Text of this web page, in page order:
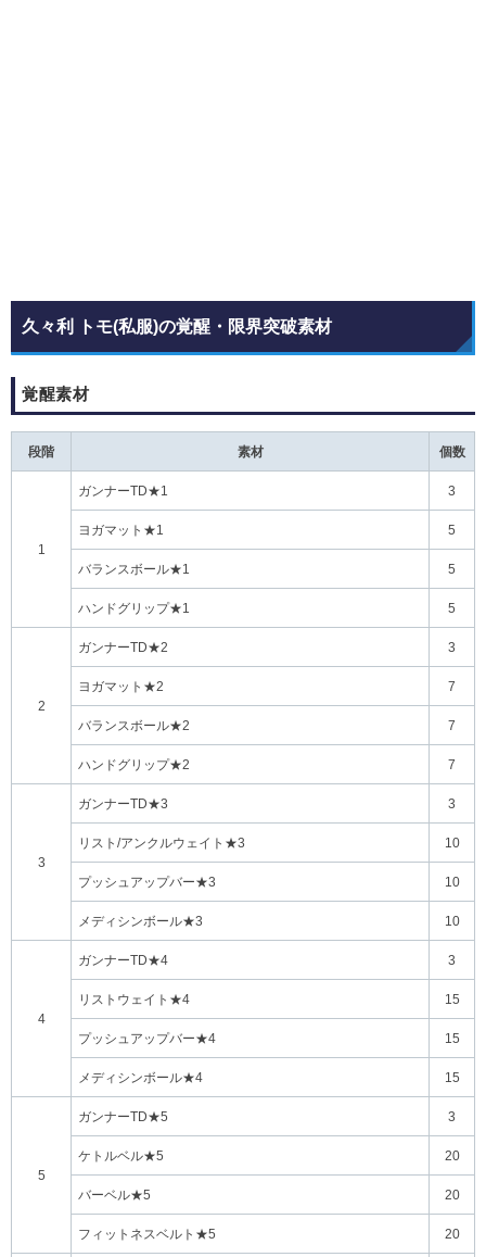
久々利 トモ(私服)の覚醒・限界突破素材
覚醒素材
段階 素材 個数
1
ガンナーTD★1 3
ヨガマット★1 5
バランスボール★1 5
ハンドグリップ★1 5
2
ガンナーTD★2 3
ヨガマット★2 7
バランスボール★2 7
ハンドグリップ★2 7
3
ガンナーTD★3 3
リスト/アンクルウェイト★3 10
プッシュアップバー★3 10
メディシンボール★3 10
4
ガンナーTD★4 3
リストウェイト★4 15
プッシュアップバー★4 15
メディシンボール★4 15
5
ガンナーTD★5 3
ケトルベル★5 20
バーベル★5 20
フィットネスベルト★5 20